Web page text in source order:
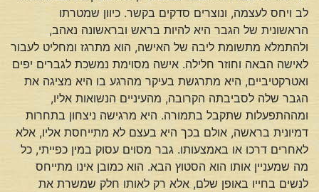
לב ויחס לעצמה, ונוצרים סדקים בקשר. כיוון שמטרתו
הראשונית של הגבר היא להיות בראש ובראשונה נאהב,
ולהתמלא מתשומת ליבה של האישה, הוא מתרגז ומחליט לעבור
לאישה הבאה וחוזר חלילה. אישה מסוימת נמשכת לגברים יפים
ואטרקטיביים, היא מתרגשת בעיקר מהרגע בו היא מציגה את
הגבר שלה לסביבתה הקרובה, מהעיניים הנשואות אליו,
ומההתפעלות שתקבל בתמורה. היא מרגישה ניצחון בתחרות
דמיונית בראשה, אולם בכך היא בעצם לא מתייחסת אליו, אלא
לאחרים דרכו או באמצעותו. גבר מסוים עסוק במין כפייתי, כל
מה שמעניין אותו הוא הסטוץ הבא. הוא כמובן אינו מתייחס
לנשים בחייו באופן שלם, אלא רק לאותו חלק שמשרת את